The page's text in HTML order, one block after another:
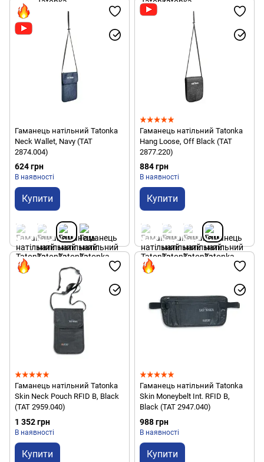
Гаманець натільний Tatonka
Neck Wallet, Navy (TAT
2874.004)
624 грн
В наявності
Купити
Гаманець натільний Tatonka
Hang Loose, Off Black (TAT
2877.220)
884 грн
В наявності
Купити
Гаманець натільний Tatonka
Skin Neck Pouch RFID B, Black
(TAT 2959.040)
1 352 грн
В наявності
Купити
Гаманець натільний Tatonka
Skin Moneybelt Int. RFID B,
Black (TAT 2947.040)
988 грн
В наявності
Купити